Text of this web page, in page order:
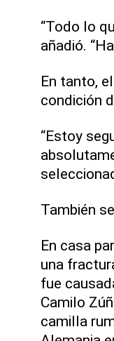
“Todo lo
añadió.
En tanto,
condición
“Estoy
También
En casa
una
fue
Camilo
camilla